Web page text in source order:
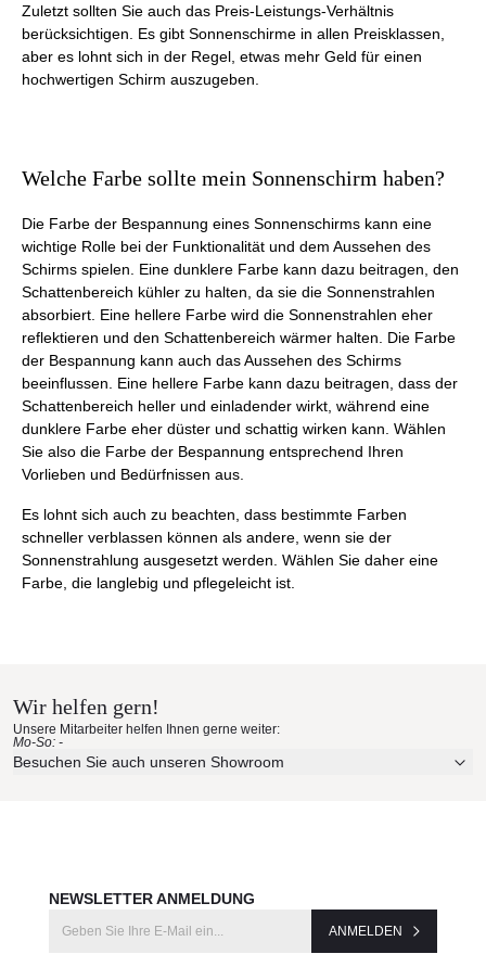
Zuletzt sollten Sie auch das Preis-Leistungs-Verhältnis
berücksichtigen. Es gibt Sonnenschirme in allen Preisklassen,
aber es lohnt sich in der Regel, etwas mehr Geld für einen
hochwertigen Schirm auszugeben.
Welche Farbe sollte mein Sonnenschirm haben?
Die Farbe der Bespannung eines Sonnenschirms kann eine
wichtige Rolle bei der Funktionalität und dem Aussehen des
Schirms spielen. Eine dunklere Farbe kann dazu beitragen, den
Schattenbereich kühler zu halten, da sie die Sonnenstrahlen
absorbiert. Eine hellere Farbe wird die Sonnenstrahlen eher
reflektieren und den Schattenbereich wärmer halten. Die Farbe
der Bespannung kann auch das Aussehen des Schirms
beeinflussen. Eine hellere Farbe kann dazu beitragen, dass der
Schattenbereich heller und einladender wirkt, während eine
dunklere Farbe eher düster und schattig wirken kann. Wählen
Sie also die Farbe der Bespannung entsprechend Ihren
Vorlieben und Bedürfnissen aus.
Es lohnt sich auch zu beachten, dass bestimmte Farben
schneller verblassen können als andere, wenn sie der
Sonnenstrahlung ausgesetzt werden. Wählen Sie daher eine
Farbe, die langlebig und pflegeleicht ist.
Wir helfen gern!
Unsere Mitarbeiter helfen Ihnen gerne weiter:
Mo-So: -
Besuchen Sie auch unseren Showroom
NEWSLETTER ANMELDUNG
ANMELDEN